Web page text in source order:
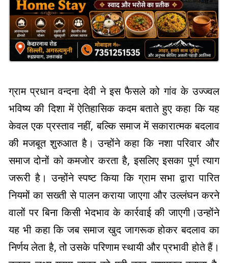
ग्राम प्रधान वन्दना देवी ने इस फैसले को गांव के उज्ज्वल
भविष्य की दिशा में ऐतिहासिक कदम बताते हुए कहा कि यह
केवल एक प्रस्ताव नहीं, बल्कि समाज में सकारात्मक बदलाव
की मजबूत शुरुआत है। उन्होंने कहा कि नशा परिवार और
समाज दोनों को कमजोर करता है, इसलिए इसका पूर्ण त्याग
जरूरी है। उन्होंने स्पष्ट किया कि ग्राम सभा द्वारा पारित
नियमों का सख्ती से पालन कराया जाएगा और उल्लंघन करने
वालों पर बिना किसी भेदभाव के कार्रवाई की जाएगी।उन्होंने
यह भी कहा कि जब समाज खुद जागरूक होकर बदलाव का
निर्णय लेता है, तो उसके परिणाम स्थायी और प्रभावी होते हैं।